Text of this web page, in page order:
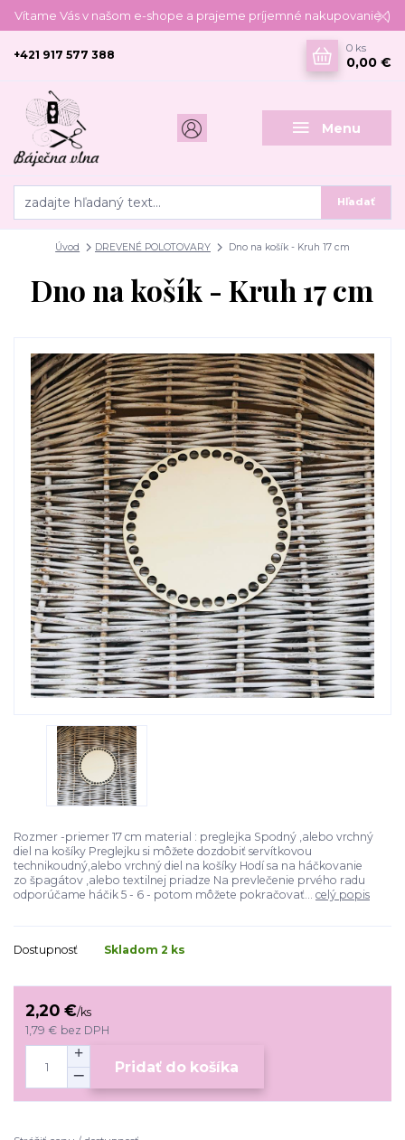
Vítame Vás v našom e-shope a prajeme príjemné nakupovanie :)
Menu
Hľadať
+421 917 577 388
0 ks
0,00 €
Úvod DREVENÉ POLOTOVARY Dno na košík - Kruh 17 cm
Dno na košík - Kruh 17 cm
Rozmer -priemer 17 cm material : preglejka Spodný ,alebo vrchný
diel na košíky Preglejku si môžete dozdobiť servítkovou
technikoudný,alebo vrchný diel na košíky Hodí sa na háčkovanie
zo špagátov ,alebo textilnej priadze Na prevlečenie prvého radu
odporúčame háčik 5 - 6 - potom môžete pokračovať... celý popis
Dostupnosť Skladom 2 ks
2,20 €/ks
1,79 € bez DPH
Pridať do košíka